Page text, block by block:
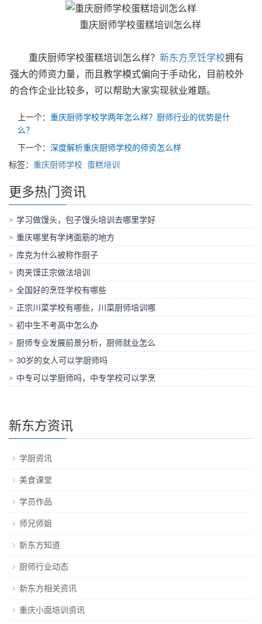
重庆厨师学校蛋糕培训怎么样
重庆厨师学校蛋糕培训怎么样？ 新东方烹饪学校拥有
强大的师资力量，而且教学模式偏向于手动化，目前校外
的合作企业比较多，可以帮助大家实现就业难题。
上一个： 重庆厨师学校学两年怎么样？厨师行业的优势是什
么？
下一个： 深度解析重庆厨师学校的师资怎么样
标签： 重庆厨师学校 蛋糕培训
更多热门资讯
学习做馒头，包子馒头培训去哪里学好
重庆哪里有学烤面筋的地方
库克为什么被称作厨子
肉夹馍正宗做法培训
全国好的烹饪学校有哪些
正宗川菜学校有哪些，川菜厨师培训哪
初中生不考高中怎么办
厨师专业发展前景分析，厨师就业怎么
30岁的女人可以学厨师吗
中专可以学厨师吗，中专学校可以学烹
新东方资讯
学厨资讯
美食课堂
学员作品
师兄师姐
新东方知道
厨师行业动态
新东方相关资讯
重庆小面培训资讯